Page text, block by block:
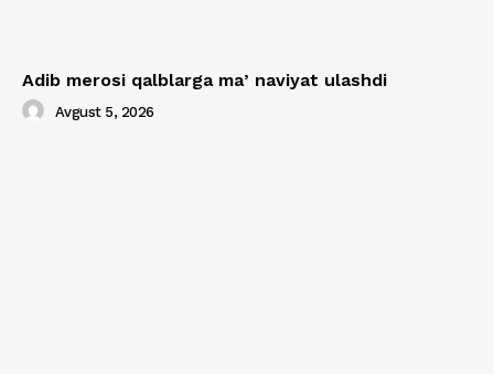
Adib merosi qalblarga maʼnaviyat ulashdi
Avgust 5, 2026